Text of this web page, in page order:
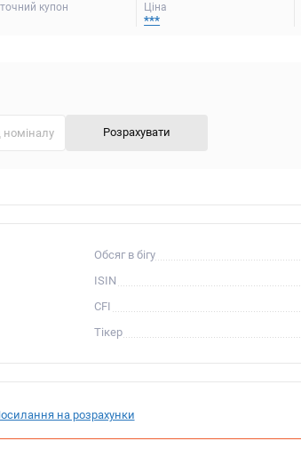
купон Ціна
***
номіналу Розрахувати
Обсяг в бігу
ISIN
CFI
Тікер
на розрахунки